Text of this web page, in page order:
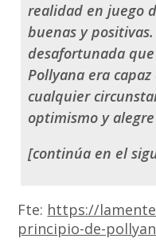
realidad en juego
buenas y
desafortunada
Pollyana era
cualquier
optimismo y
[continúa en el
Fte: https://
principio-de-